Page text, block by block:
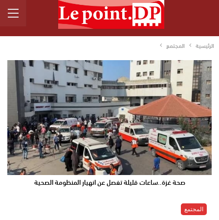
الرئيسية المجتمع
صحة غزة..ساعات قليلة تفصل عن انهيار المنظومة الصحية
المجتمع